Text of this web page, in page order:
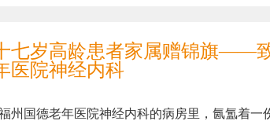
七岁高龄患者家属赠锦旗——
医院神经内科
国德老年医院神经内科的病房里，氤氲着一